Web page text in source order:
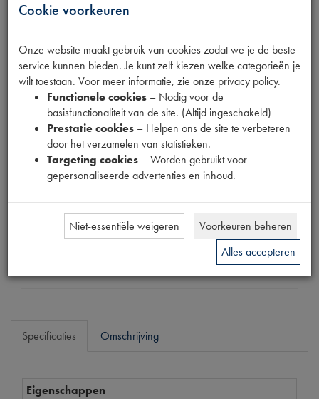
MOTOROLIE 5W30
PR.SYNTH C2
Fabrikant
Productnummer
1910193
€70,52 (€58,28excl. btw)
Dit product kan op dit moment niet besteld worden
Specificaties Omschrijving
Eigenschappen
Cookie voorkeuren
Onze website maakt gebruik van cookies zodat we je de beste
service kunnen bieden. Je kunt zelf kiezen welke categorieën je
wilt toestaan. Voor meer informatie, zie onze privacy policy.
Functionele cookies – Nodig voor de
basisfunctionaliteit van de site. (Altijd ingeschakeld)
Prestatie cookies – Helpen ons de site te verbeteren
door het verzamelen van statistieken.
Targeting cookies – Worden gebruikt voor
gepersonaliseerde advertenties en inhoud.
Niet-essentiële weigeren
Voorkeuren beheren
Alles accepteren